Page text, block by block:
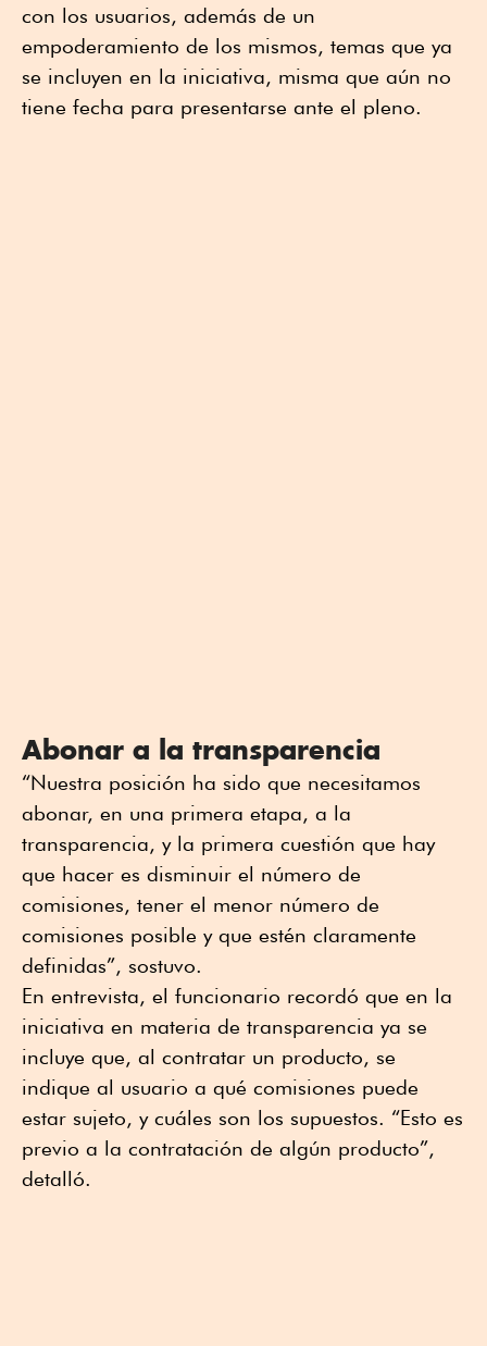
con los usuarios, además de un
empoderamiento de los mismos, temas que ya
se incluyen en la iniciativa, misma que aún no
tiene fecha para presentarse ante el pleno.
Abonar a la transparencia
“Nuestra posición ha sido que necesitamos
abonar, en una primera etapa, a la
transparencia, y la primera cuestión que hay
que hacer es disminuir el número de
comisiones, tener el menor número de
comisiones posible y que estén claramente
definidas”, sostuvo.
En entrevista, el funcionario recordó que en la
iniciativa en materia de transparencia ya se
incluye que, al contratar un producto, se
indique al usuario a qué comisiones puede
estar sujeto, y cuáles son los supuestos. “Esto es
previo a la contratación de algún producto”,
detalló.